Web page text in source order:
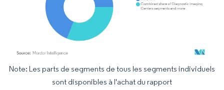
Image © Mordor Intelligence. La réutilisation nécessite une attribution sous CC BY
Note: Les parts de segments de tous les segments individuels
sont disponibles à l'achat du rapport